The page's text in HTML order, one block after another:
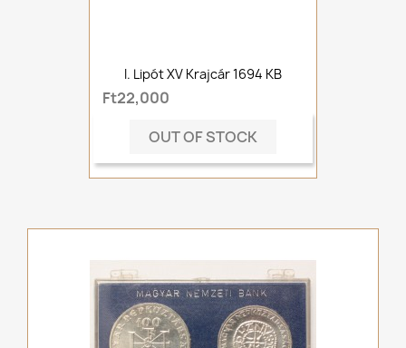
I. Lipót XV Krajcár 1694 KB
Ft22,000
OUT OF STOCK